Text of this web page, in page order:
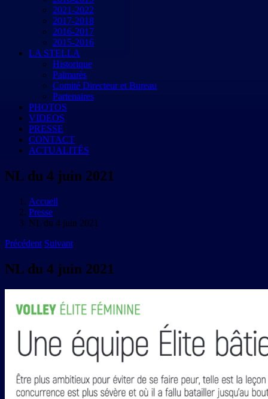
2021-2022
2017-2018
2016-2017
2015-2016
LA STELLA
Historique
Palmarès
Comité Directeur et Bureau
Partenaires
PHOTOS
VIDEOS
PRESSE
CONTACT
ACTUALITÉS
NL du 4 juin 2021
Accueil
Presse
NL du 4 juin 2021
Précédent Suivant
NL du 4 juin 2021